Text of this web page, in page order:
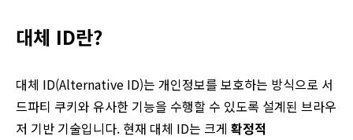
대체 ID란?
대체 ID(Alternative ID)는 개인정보를 보호하는 방식으로 서
드파티 쿠키와 유사한 기능을 수행할 수 있도록 설계된 브라우
저 기반 기술입니다. 현재 대체 ID는 크게 확정적